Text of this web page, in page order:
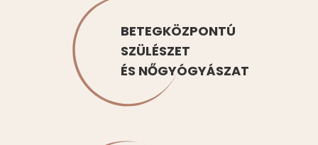
BETEGKÖZPONTÚ
SZÜLÉSZET
ÉS NŐGYÓGYÁSZAT